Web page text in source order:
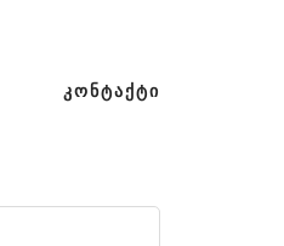
ᲙᲝᲜᲢᲐᲥᲢᲘ